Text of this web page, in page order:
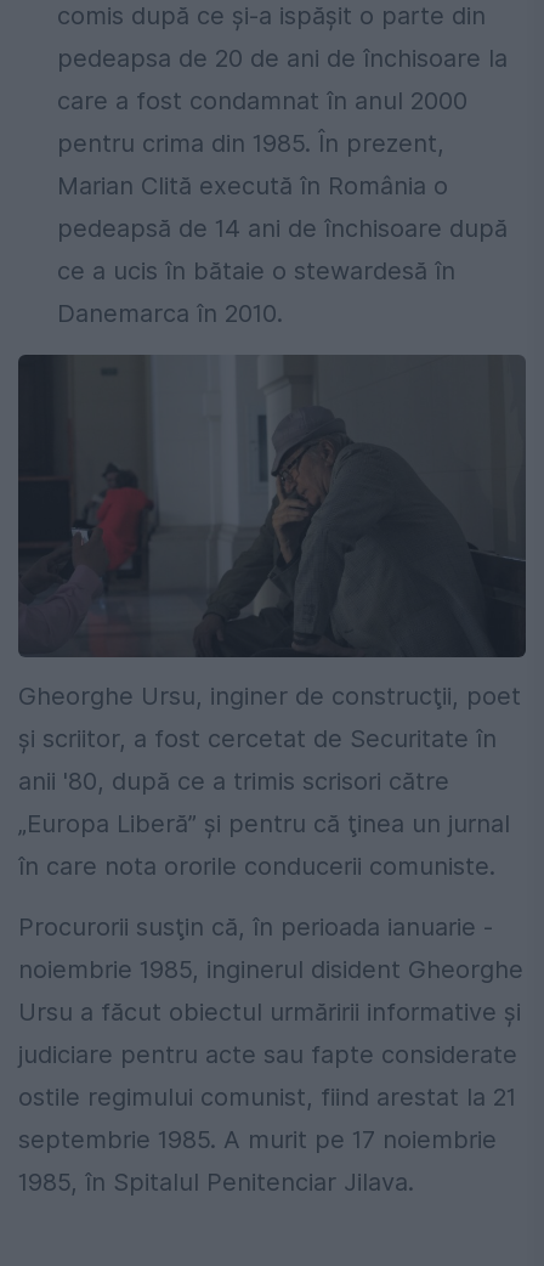
comis după ce și-a ispășit o parte din
pedeapsa de 20 de ani de închisoare la
care a fost condamnat în anul 2000
pentru crima din 1985. În prezent,
Marian Clită execută în România o
pedeapsă de 14 ani de închisoare după
ce a ucis în bătaie o stewardesă în
Danemarca în 2010.
Gheorghe Ursu, inginer de construcţii, poet
şi scriitor, a fost cercetat de Securitate în
anii '80, după ce a trimis scrisori către
„Europa Liberă” şi pentru că ţinea un jurnal
în care nota ororile conducerii comuniste.
Procurorii susţin că, în perioada ianuarie -
noiembrie 1985, inginerul disident Gheorghe
Ursu a făcut obiectul urmăririi informative şi
judiciare pentru acte sau fapte considerate
ostile regimului comunist, fiind arestat la 21
septembrie 1985. A murit pe 17 noiembrie
1985, în Spitalul Penitenciar Jilava.